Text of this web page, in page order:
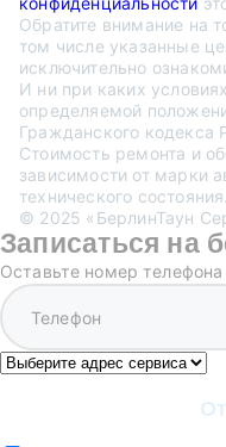
Обратите внимание на
том числе указанные
исключительно
И ни при каких
определяемой
Гражданского кодекса
Стоимость ремонта и
зависимости от марки
технического состояния.
© 2025 «БерлинТаун
Записаться на
Оставьте номер